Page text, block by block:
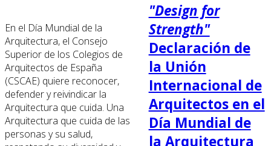
En el Día Mundial de la
Arquitectura, el Consejo
Superior de los Colegios de
Arquitectos de España
(CSCAE) quiere reconocer,
defender y reivindicar la
Arquitectura que cuida. Una
Arquitectura que cuida de las
personas y su salud,
"Design for
Strength"
Declaración de
la Unión
Internacional de
Arquitectos en el
Día Mundial de
la Arquitectura